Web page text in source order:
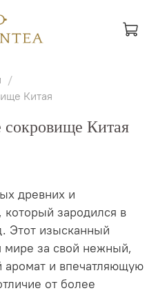
Китая
Китая
древних и
который зародился в
Этот изысканный
мире за свой нежный,
аромат и впечатляющую
от более